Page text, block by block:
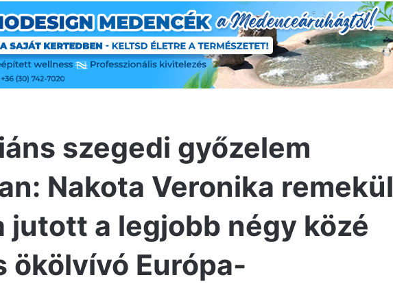
szegedi győzelem
Nakota Veronika remekül
jutott a legjobb négy közé
ökölvívó Európa-